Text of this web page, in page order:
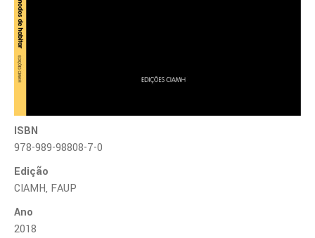
ISBN
978-989-98808-7-0
Edição
CIAMH, FAUP
Ano
2018